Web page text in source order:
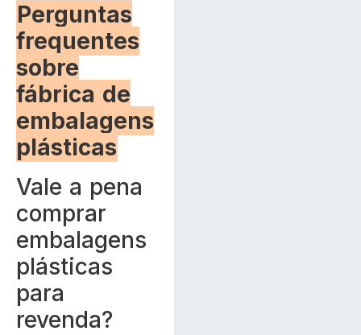
Perguntas
frequentes
sobre
fábrica de
embalagens
plásticas
Vale a pena
comprar
embalagens
plásticas
para
revenda?